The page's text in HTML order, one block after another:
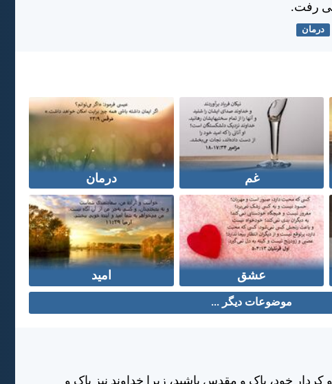
رفت.
درمان
غم درمان
عشق امید
موضوعات دیگر ...